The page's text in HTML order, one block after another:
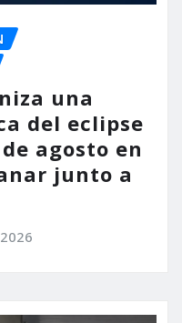
una
del eclipse
agosto en
junto a